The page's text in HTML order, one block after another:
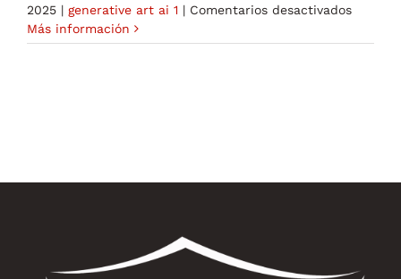
2025 | generative art ai 1 | Comentarios desactivadosen
art
Más información